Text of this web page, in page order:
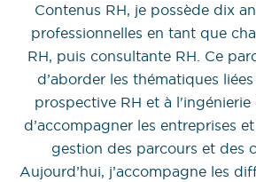
Contenus RH, je possède dix
professionnelles en tant que
RH, puis consultante RH. Ce
d’aborder les thématiques
prospective RH et à
d’accompagner les entreprises
gestion des parcours et des
Aujourd’hui, j’accompagne les